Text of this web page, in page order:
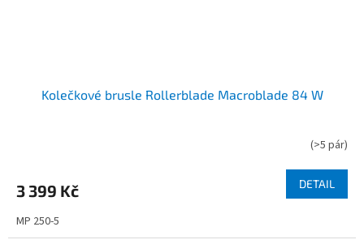
Kolečkové brusle Rollerblade Macroblade 84 W
(>5 pár)
3 399 Kč DETAIL
MP 250-5